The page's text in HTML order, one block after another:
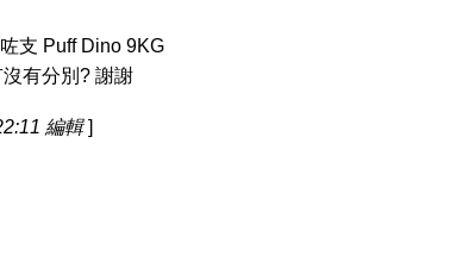
支 Puff Dino 9KG
有分別? 謝謝
編輯]